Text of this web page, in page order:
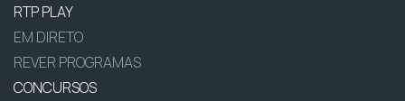
RTP PLAY
EM DIRETO
REVER PROGRAMAS
CONCURSOS